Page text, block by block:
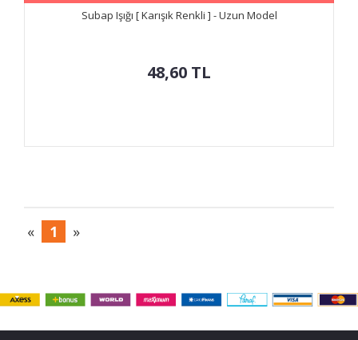
Subap Işığı [ Karışık Renkli ] - Uzun Model
48,60 TL
« 1 »